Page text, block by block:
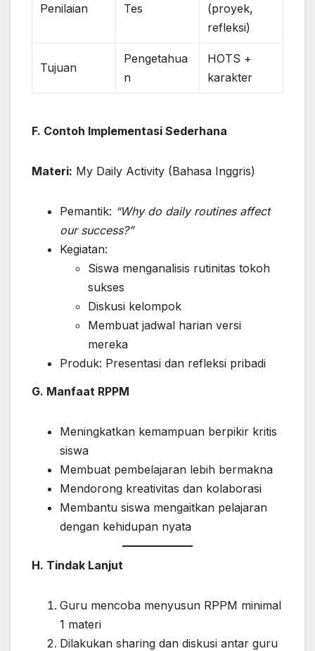
Penilaian Tes
(proyek,
refleksi)
Tujuan
Pengetahua
n
HOTS +
karakter
F. Contoh Implementasi Sederhana
Materi: My Daily Activity (Bahasa Inggris)
Pemantik: “Why do daily routines affect
our success?”
Kegiatan:
Siswa menganalisis rutinitas tokoh
sukses
Diskusi kelompok
Membuat jadwal harian versi
mereka
Produk: Presentasi dan refleksi pribadi
G. Manfaat RPPM
Meningkatkan kemampuan berpikir kritis
siswa
Membuat pembelajaran lebih bermakna
Mendorong kreativitas dan kolaborasi
Membantu siswa mengaitkan pelajaran
dengan kehidupan nyata
H. Tindak Lanjut
Guru mencoba menyusun RPPM minimal
1 materi
Dilakukan sharing dan diskusi antar guru